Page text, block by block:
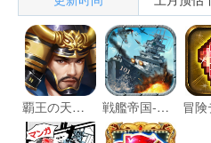
覇王の天下 - 戦略シミュレーション 戦艦帝国-228艘の実在戦艦を集めろ